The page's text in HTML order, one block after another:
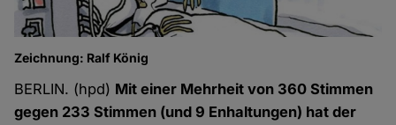
Zeichnung: Ralf König
BERLIN. (hpd) Mit einer Mehrheit von 360 Stimmen
gegen 233 Stimmen (und 9 Enhaltungen) hat der